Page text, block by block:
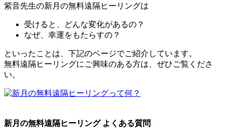
紫音先生の新月の無料遠隔ヒーリングは
受けると、どんな変化があるの？
なぜ、幸運をもたらすの？
といったことは、下記のページでご紹介しています。
無料遠隔ヒーリングにご興味のある方は、ぜひご覧くださ
い。
新月の無料遠隔ヒーリング よくある質問